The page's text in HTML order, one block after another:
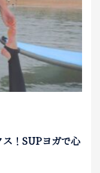
！SUPヨガで心